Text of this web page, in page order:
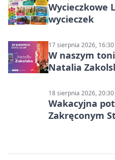
Wycieczkowe
wycieczek
17 sierpnia 2026, 16:30
W naszym
Natalia
18 sierpnia 2026, 20:30
Wakacyjna
Zakręconym